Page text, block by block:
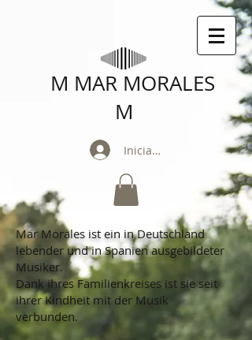
M MAR MORALES
M
Iniciar sesión
Mar Morales ist ein in Deutschland
lebender und in Spanien ausgebildeter
Musiker.
Dank ihres Familienkreises ist sie seit
ihrer Kindheit mit der Musik
verbunden.